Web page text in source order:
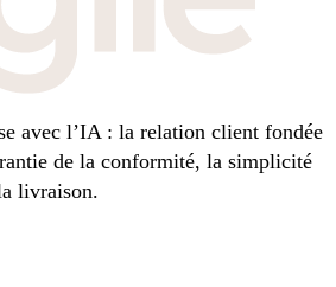
avec l’IA : la relation client fondée
de la conformité, la simplicité
livraison.